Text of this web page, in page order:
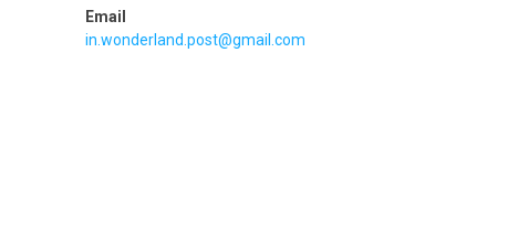
in.wonderland.post@gmail.com